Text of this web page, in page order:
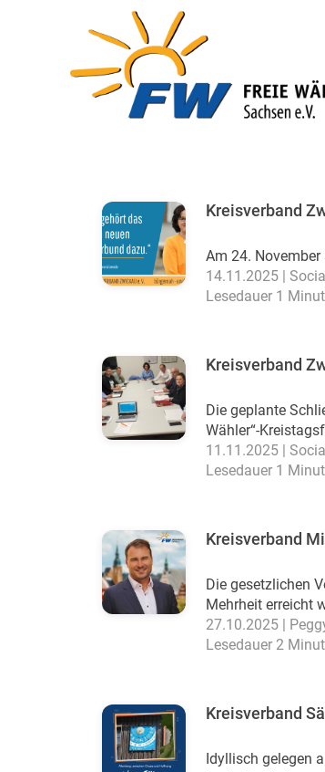
Kreisverband
Am 24.
14.11.2025 |
Lesedauer 1
Kreisverband
Die geplante
Wähler“-
11.11.2025 |
Lesedauer 1
Kreisverband
Die gesetzlichen
Mehrheit erreicht
27.10.2025 |
Lesedauer 2
Kreisverband
Idyllisch gelegen